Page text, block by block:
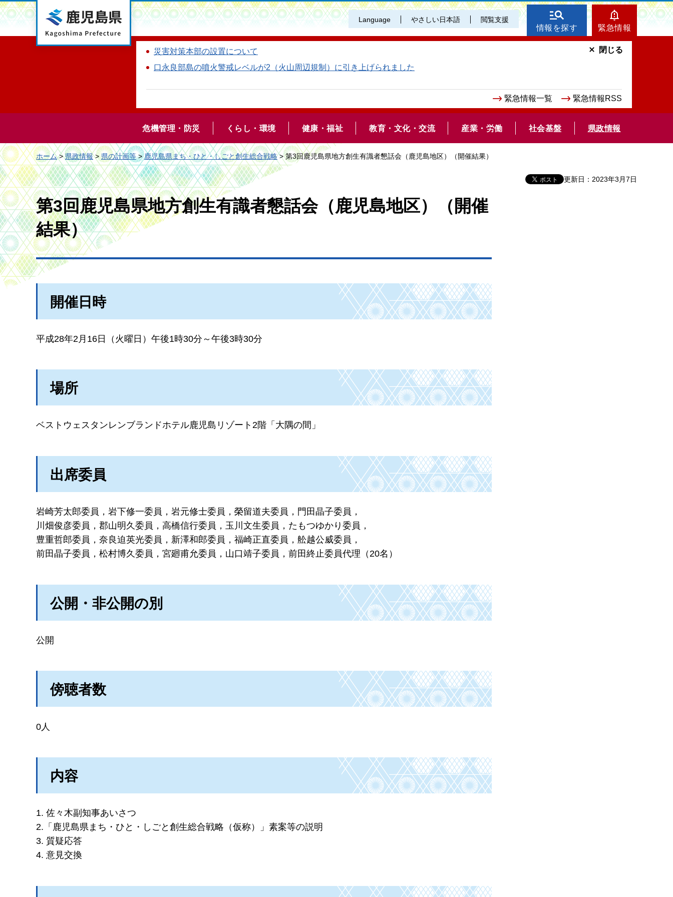
鹿児島県 Language やさしい日本語 閲覧支援
情報を探す 緊急情報
災害対策本部の設置について
口永良部島の噴火警戒レベルが2（火山周辺規制）に引き上げられました
緊急情報一覧 緊急情報RSS
閉じる
危機管理・防災 くらし・環境 健康・福祉 教育・文化・交流 産業・労働 社会基盤 県政情報
ホーム>県政情報>県の計画等>鹿児島県まち・ひと・しごと創生総合戦略> 第3回鹿児島県地方創生有識者懇話会（鹿児島地区）（開催結果）
更新日：2023年3月7日
第3回鹿児島県地方創生有識者懇話会（鹿児島地区）（開催
結果）
開催日時
平成28年2月16日（火曜日）午後1時30分～午後3時30分
場所
ベストウェスタンレンブランドホテル鹿児島リゾート2階「大隅の間」
出席委員
岩崎芳太郎委員，岩下修一委員，岩元修士委員，榮留道夫委員，門田晶子委員，
川畑俊彦委員，郡山明久委員，高橋信行委員，玉川文生委員，たもつゆかり委員，
豊重哲郎委員，奈良迫英光委員，新澤和郎委員，福崎正直委員，舩越公威委員，
前田晶子委員，松村博久委員，宮廻甫允委員，山口靖子委員，前田終止委員代理（20名）
公開・非公開の別
公開
傍聴者数
0人
内容
1. 佐々木副知事あいさつ
2.「鹿児島県まち・ひと・しごと創生総合戦略（仮称）」素案等の説明
3. 質疑応答
4. 意見交換